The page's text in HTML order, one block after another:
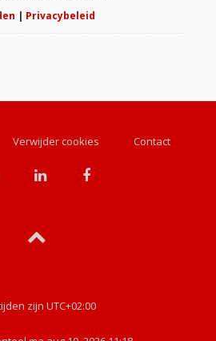
| Privacybeleid
Verwijder cookies Contact
zijn UTC+02:00